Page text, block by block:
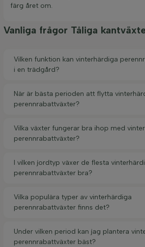
färg året om.
Vanliga frågor Tåliga
Vilken funktion kan vinterhärdiga
i en trädgård?
När är bästa perioden att flytta
perennrabattväxter?
Vilka växter fungerar bra ihop med
perennrabattväxter?
I vilken jordtyp växer de flesta
perennrabattväxter bra?
Vilka populära typer av vinterhärdiga
perennrabattväxter finns det?
Under vilken period kan jag plantera
perennrabattväxter bäst?